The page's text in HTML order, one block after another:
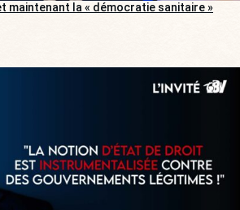
maintenant la « démocratie sanitaire »